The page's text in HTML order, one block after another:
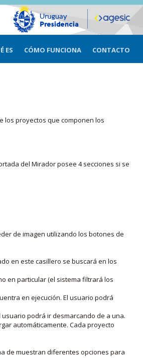
ES CÓMO FUNCIONA CONTACTO
los proyectos que componen los
del Mirador posee 4 secciones si se
de imagen utilizando los botones de
en este casillero se buscará en los
en particular (el sistema filtrará los
en ejecución. El usuario podrá
podrá ir desmarcando de a una.
automáticamente. Cada proyecto
de muestran diferentes opciones para